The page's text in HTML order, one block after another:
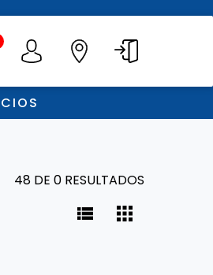
48 DE 0 RESULTADOS